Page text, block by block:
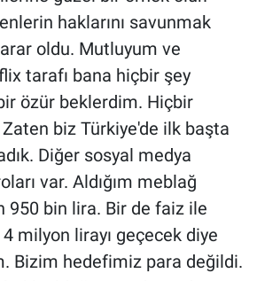
haklarını savunmak
oldu. Mutluyum ve
tarafı bana hiçbir şey
özür beklerdim. Hiçbir
biz Türkiye'de ilk başta
Diğer sosyal medya
var. Aldığım meblağ
950 bin lira. Bir de faiz ile
milyon lirayı geçecek diye
Bizim hedefimiz para değildi.